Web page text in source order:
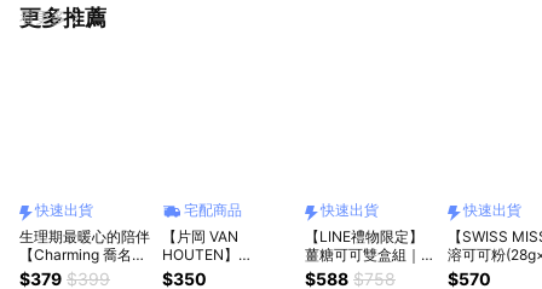
更多推薦
看更多
快速出貨
生理期最暖心的陪伴
【Charming 喬名巧
克力】薑糖可可沖泡
$379 $399
宅配商品
【片岡 VAN
HOUTEN】
COCOA 純可可粉
$350
快速出貨
【LINE禮物限定】
薑糖可可雙盒組｜暖
心陪伴每個女孩｜生
$588 $758
快速出貨
【SWISS
溶可可粉
包/盒)現貨供
$570